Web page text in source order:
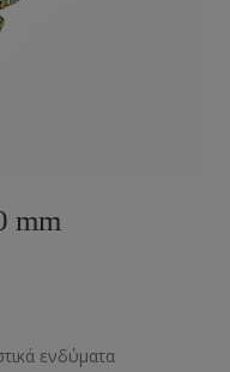
mm
ενδύματα